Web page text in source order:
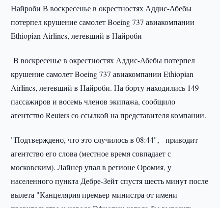
Найроби В воскресенье в окрестностях Аддис-Абебы
потерпел крушение самолет Boeing 737 авиакомпании
Ethiopian Airlines, летевший в Найроби
В воскресенье в окрестностях Аддис-Абебы потерпел
крушение самолет Boeing 737 авиакомпании Ethiopian
Airlines, летевший в Найроби. На борту находились 149
пассажиров и восемь членов экипажа, сообщило
агентство Reuters со ссылкой на представителя компании.
"Подтверждено, что это случилось в 08:44", - приводит
агентство его слова (местное время совпадает с
московским). Лайнер упал в регионе Оромия, у
населенного пункта Дебре-Зейт спустя шесть минут после
вылета "Канцелярия премьер-министра от имени